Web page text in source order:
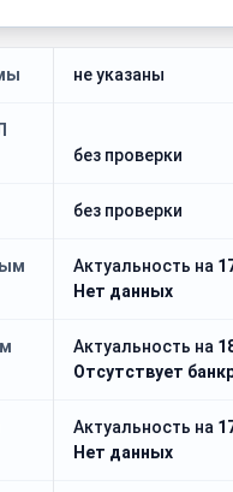
не указаны
без проверки
без проверки
Актуальность на
Нет данных
Актуальность на
Отсутствует
Актуальность на
Нет данных